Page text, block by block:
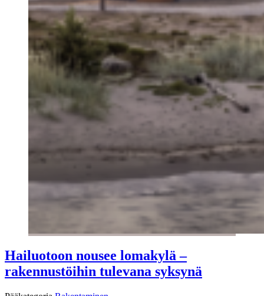
Hailuotoon nousee lomakylä –
rakennustöihin tulevana syksynä